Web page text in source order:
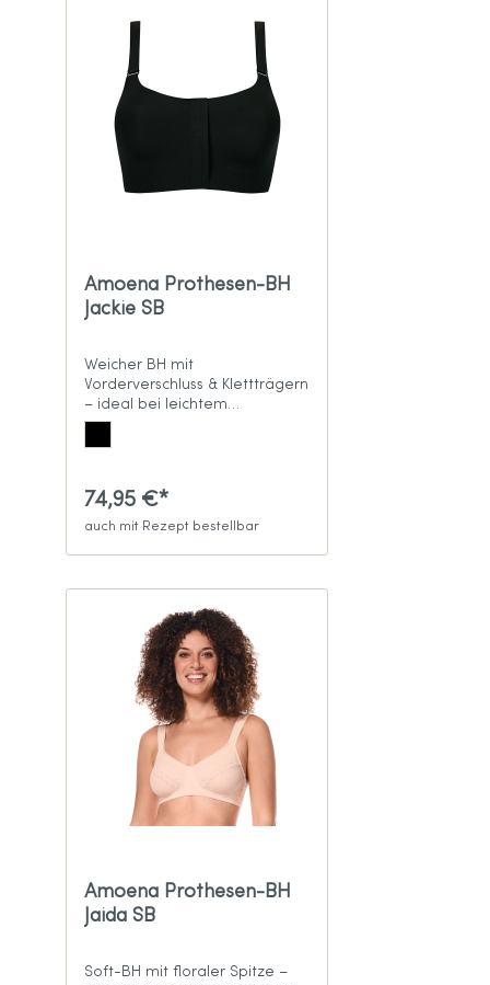
Amoena Prothesen-BH
Jackie SB
Weicher BH mit
Vorderverschluss & Klettträgern
– ideal bei leichtem
Lymphödem
74,95 €*
auch mit Rezept bestellbar
Amoena Prothesen-BH
Jaida SB
Soft-BH mit floraler Spitze –